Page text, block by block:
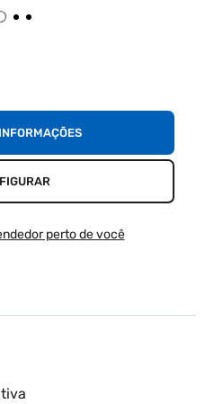
perto de você